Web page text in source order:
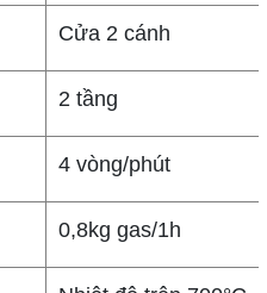
Cửa 2 cánh
2 tầng
4 vòng/phút
0,8kg gas/1h